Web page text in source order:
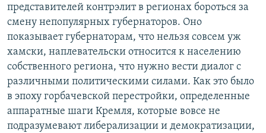
представителей контрэлит в регионах бороться за
смену непопулярных губернаторов. Оно
показывает губернаторам, что нельзя совсем уж
хамски, наплевательски относится к населению
собственного региона, что нужно вести диалог с
различными политическими силами. Как это было
в эпоху горбачевской перестройки, определенные
аппаратные шаги Кремля, которые вовсе не
подразумевают либерализации и демократизации,